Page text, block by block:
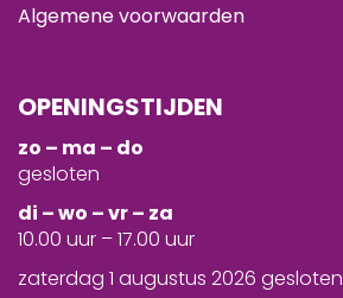
Algemene voorwaarden
OPENINGSTIJDEN
zo – ma – do
gesloten
di – wo – vr – za
10.00 uur – 17.00 uur
zaterdag 1 augustus 2026 gesloten